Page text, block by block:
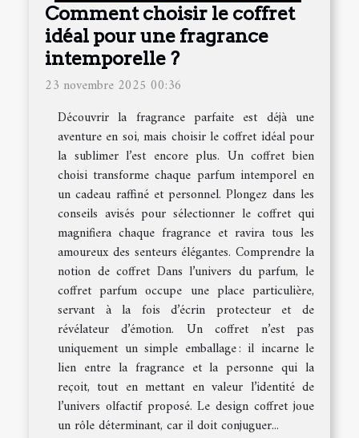
Comment choisir le coffret
idéal pour une fragrance
intemporelle ?
23 novembre 2025 00:36
Découvrir la fragrance parfaite est déjà une
aventure en soi, mais choisir le coffret idéal pour
la sublimer l’est encore plus. Un coffret bien
choisi transforme chaque parfum intemporel en
un cadeau raffiné et personnel. Plongez dans les
conseils avisés pour sélectionner le coffret qui
magnifiera chaque fragrance et ravira tous les
amoureux des senteurs élégantes. Comprendre la
notion de coffret Dans l’univers du parfum, le
coffret parfum occupe une place particulière,
servant à la fois d’écrin protecteur et de
révélateur d’émotion. Un coffret n’est pas
uniquement un simple emballage : il incarne le
lien entre la fragrance et la personne qui la
reçoit, tout en mettant en valeur l’identité de
l’univers olfactif proposé. Le design coffret joue
un rôle déterminant, car il doit conjuguer...